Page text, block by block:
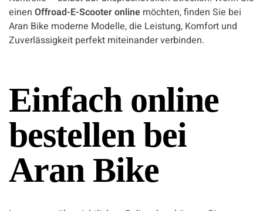
einen Offroad-E-Scooter online möchten, finden Sie bei
Aran Bike moderne Modelle, die Leistung, Komfort und
Zuverlässigkeit perfekt miteinander verbinden.
Einfach online
bestellen bei
Aran Bike